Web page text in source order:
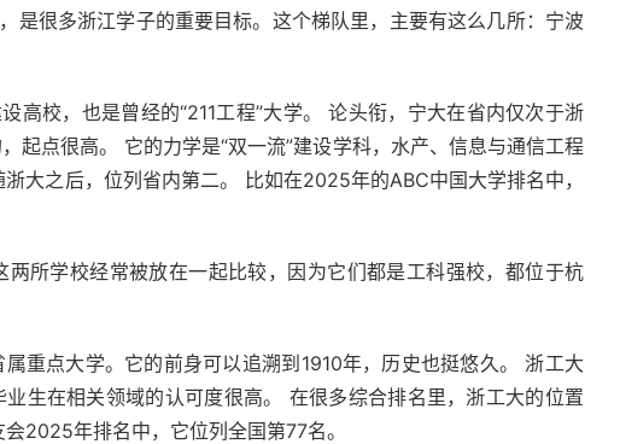
是很多浙江学子的重要目标。这个梯队里，主要有这么几所：宁波
高校，也是曾经的“211工程”大学。 论头衔，宁大在省内仅次于浙
起点很高。 它的力学是“双一流”建设学科，水产、信息与通信工程
大之后，位列省内第二。 比如在2025年的ABC中国大学排名中，
所学校经常被放在一起比较，因为它们都是工科强校，都位于杭
重点大学。它的前身可以追溯到1910年，历史也挺悠久。 浙工大
生在相关领域的认可度很高。 在很多综合排名里，浙工大的位置
2025年排名中，它位列全国第77名。